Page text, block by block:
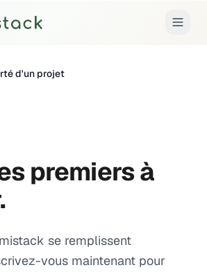
d'un projet
premiers à
se remplissent
vous maintenant pour